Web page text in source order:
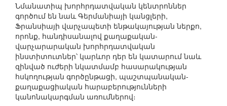
Նմանատիպ խորհրդատվական կենտրոններ
գործում են նաև Գերմանիայի կանցլերի,
Ֆրանսիայի վարչապետի ենթակայության ներքո,
որոնք, հանդիսանալով քաղաքական-
վարչարարական խորհրդատվական
ինստիտուտներ՝ կարևոր դեր են կատարում նաև
զինված ուժերի նկատմամբ հասարակության
հսկողության գործընթացի, պաշտպանական-
քաղաքացիական հարաբերությունների
կանոնակարգման առումներով։